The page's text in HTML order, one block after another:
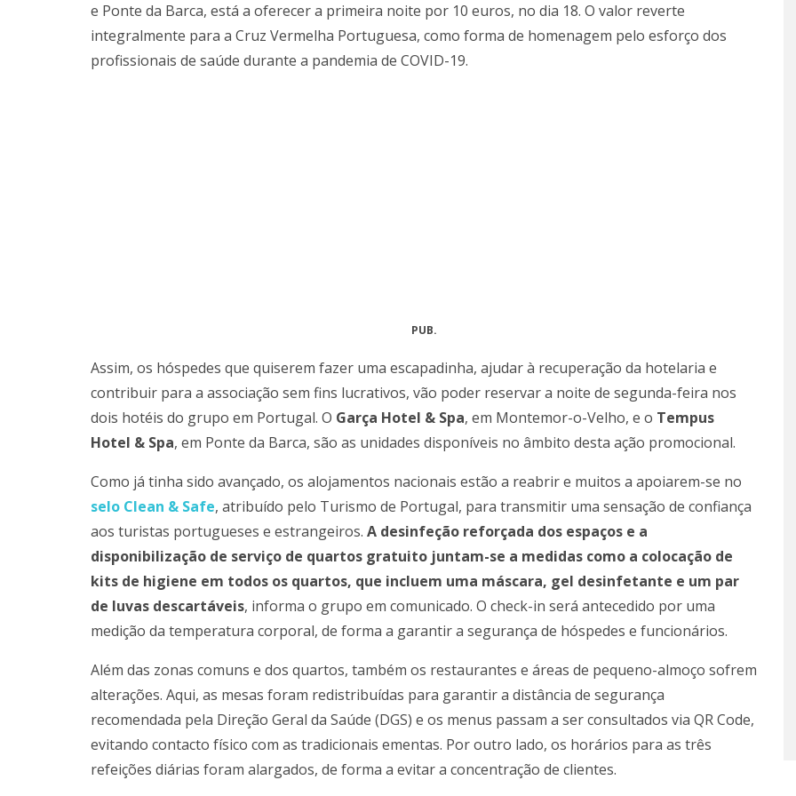
e Ponte da Barca, está a oferecer a primeira noite por 10 euros, no dia 18. O valor reverte
integralmente para a Cruz Vermelha Portuguesa, como forma de homenagem pelo esforço dos
profissionais de saúde durante a pandemia de COVID-19.
PUB.
Assim, os hóspedes que quiserem fazer uma escapadinha, ajudar à recuperação da hotelaria e
contribuir para a associação sem fins lucrativos, vão poder reservar a noite de segunda-feira nos
dois hotéis do grupo em Portugal. O Garça Hotel & Spa, em Montemor-o-Velho, e o Tempus
Hotel & Spa, em Ponte da Barca, são as unidades disponíveis no âmbito desta ação promocional.
Como já tinha sido avançado, os alojamentos nacionais estão a reabrir e muitos a apoiarem-se no
selo Clean & Safe, atribuído pelo Turismo de Portugal, para transmitir uma sensação de confiança
aos turistas portugueses e estrangeiros. A desinfeção reforçada dos espaços e a
disponibilização de serviço de quartos gratuito juntam-se a medidas como a colocação de
kits de higiene em todos os quartos, que incluem uma máscara, gel desinfetante e um par
de luvas descartáveis, informa o grupo em comunicado. O check-in será antecedido por uma
medição da temperatura corporal, de forma a garantir a segurança de hóspedes e funcionários.
Além das zonas comuns e dos quartos, também os restaurantes e áreas de pequeno-almoço sofrem
alterações. Aqui, as mesas foram redistribuídas para garantir a distância de segurança
recomendada pela Direção Geral da Saúde (DGS) e os menus passam a ser consultados via QR Code,
evitando contacto físico com as tradicionais ementas. Por outro lado, os horários para as três
refeições diárias foram alargados, de forma a evitar a concentração de clientes.